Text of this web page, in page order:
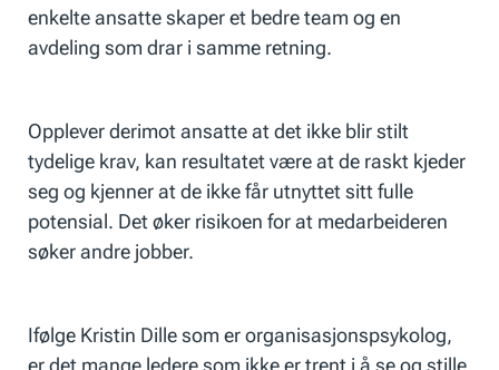
enkelte ansatte skaper et bedre team og en
avdeling som drar i samme retning.
Opplever derimot ansatte at det ikke blir stilt
tydelige krav, kan resultatet være at de raskt kjeder
seg og kjenner at de ikke får utnyttet sitt fulle
potensial. Det øker risikoen for at medarbeideren
søker andre jobber.
Ifølge Kristin Dille som er organisasjonspsykolog,
er det mange ledere som ikke er trent i å se og stille